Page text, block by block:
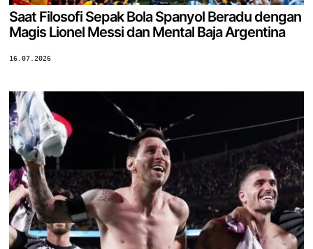
Saat Filosofi Sepak Bola Spanyol Beradu dengan
Magis Lionel Messi dan Mental Baja Argentina
16.07.2026